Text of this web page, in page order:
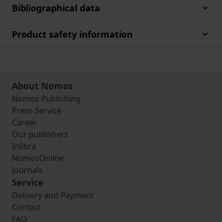
Bibliographical data
Product safety information
About Nomos
Nomos Publishing
Press Service
Career
Our publishers
Inlibra
NomosOnline
Journals
Service
Delivery and Payment
Contact
FAQ